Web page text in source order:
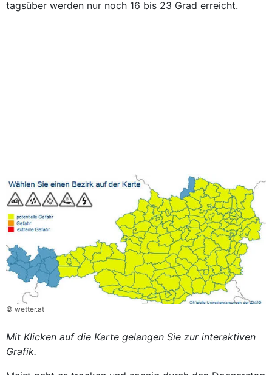
tagsüber werden nur noch 16 bis 23 Grad erreicht.
© wetter.at
Mit Klicken auf die Karte gelangen Sie zur interaktiven
Grafik.